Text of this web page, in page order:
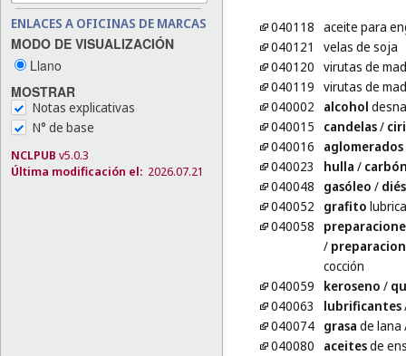
ENLACES A OFICINAS DE MARCAS
MODO DE VISUALIZACIÓN
Llano
MOSTRAR
Notas explicativas
N° de base
NCLPUB v5.0.3
Última modificación el: 2026.07.21
040118 aceite para
040121
velas de soja
040120 virutas de
040119 virutas de
040002
alcohol
040015
candelas/
040016
aglomerados
040023
hulla /
040048
gasóleo /
040052
grafito
040058
/
cocción
040059
keroseno /
040063
lubrificantes
040074 grasa de lana
040080
aceitesde